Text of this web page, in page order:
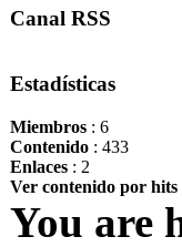
Canal RSS
Estadísticas
Miembros: 6
Contenido: 433
Enlaces: 2
Ver contenido por hits
You are